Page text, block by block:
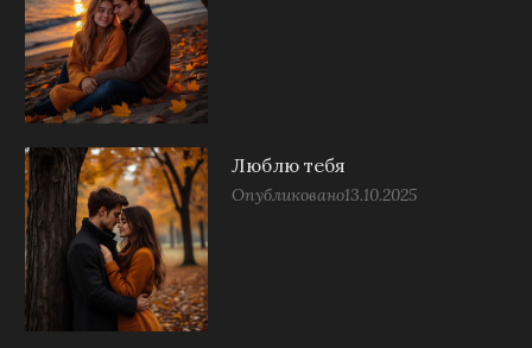
Люблю тебя
Опубликовано13.10.2025